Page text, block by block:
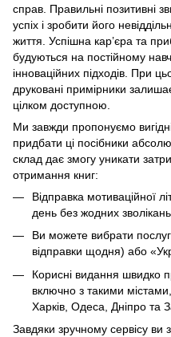
справ. Правильні позитивні
успіх і зробити його
життя. Успішна кар’єра та
будуються на постійному
інноваційних підходів. При
друковані примірники
цілком доступною.
Ми завжди пропонуємо
придбати ці посібники
склад дає змогу уникати
отримання книг:
Відправка мотиваційної
день без жодних зволікань.
Ви можете вибрати
відправки щодня) або
Корисні видання швидко
включно з такими містами,
Харків, Одеса, Дніпро та
Завдяки зручному сервісу ви